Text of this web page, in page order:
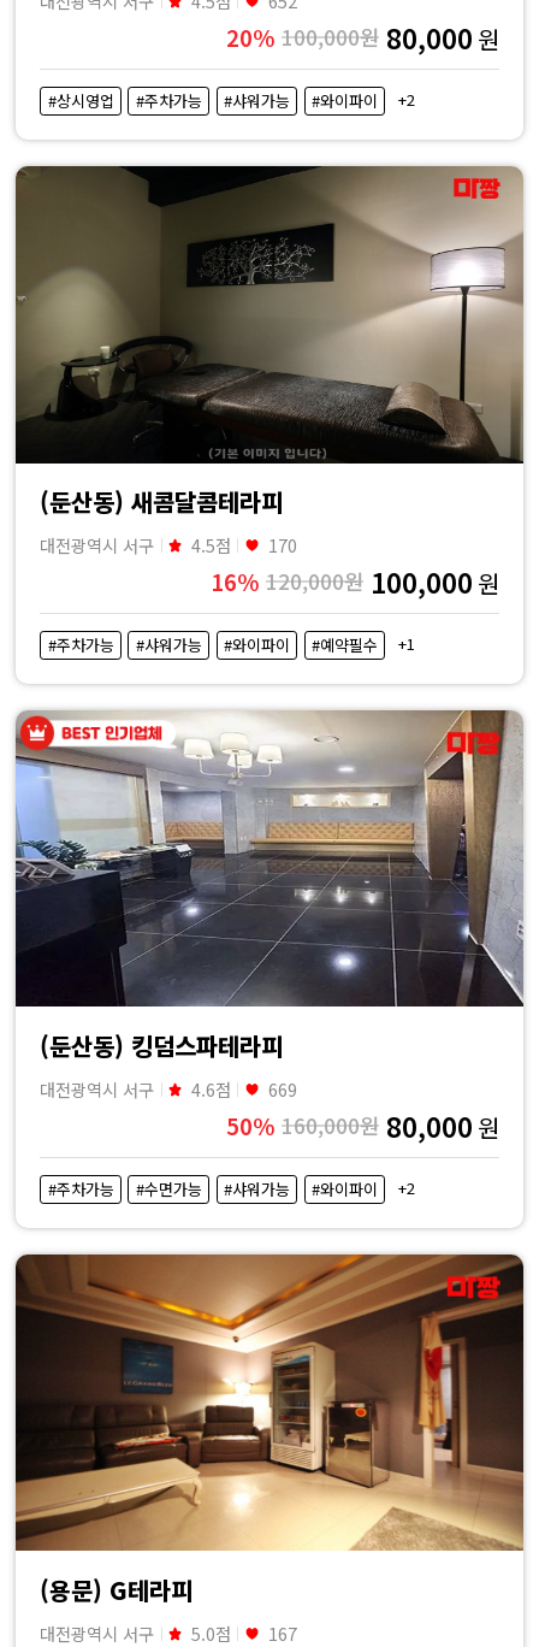
20% 100,000원 80,000 원
#상시영업 #주차가능 #샤워가능 #와이파이 +2
(둔산동) 새콤달콤테라피
대전광역시 서구 4.5점 170
16% 120,000원 100,000 원
#주차가능 #샤워가능 #와이파이 #예약필수 +1
(둔산동) 킹덤스파테라피
대전광역시 서구 4.6점 669
50% 160,000원 80,000 원
#주차가능 #수면가능 #샤워가능 #와이파이 +2
(용문) G테라피
대전광역시 서구 5.0점 167